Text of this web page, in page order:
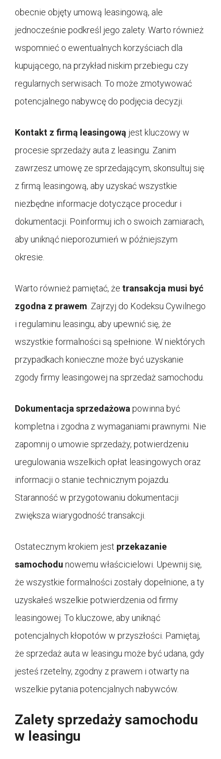
obecnie objęty umową leasingową, ale
jednocześnie podkreśl jego zalety. Warto również
wspomnieć o ewentualnych korzyściach dla
kupującego, na przykład niskim przebiegu czy
regularnych serwisach. To może zmotywować
potencjalnego nabywcę do podjęcia decyzji.
Kontakt z firmą leasingową jest kluczowy w
procesie sprzedaży auta z leasingu. Zanim
zawrzesz umowę ze sprzedającym, skonsultuj się
z firmą leasingową, aby uzyskać wszystkie
niezbędne informacje dotyczące procedur i
dokumentacji. Poinformuj ich o swoich zamiarach,
aby uniknąć nieporozumień w późniejszym
okresie.
Warto również pamiętać, że transakcja musi być
zgodna z prawem . Zajrzyj do Kodeksu Cywilnego
i regulaminu leasingu, aby upewnić się, że
wszystkie formalności są spełnione. W niektórych
przypadkach konieczne może być uzyskanie
zgody firmy leasingowej na sprzedaż samochodu.
Dokumentacja sprzedażowa powinna być
kompletna i zgodna z wymaganiami prawnymi. Nie
zapomnij o umowie sprzedaży, potwierdzeniu
uregulowania wszelkich opłat leasingowych oraz
informacji o stanie technicznym pojazdu.
Staranność w przygotowaniu dokumentacji
zwiększa wiarygodność transakcji.
Ostatecznym krokiem jest przekazanie
samochodu nowemu właścicielowi. Upewnij się,
że wszystkie formalności zostały dopełnione, a ty
uzyskałeś wszelkie potwierdzenia od firmy
leasingowej. To kluczowe, aby uniknąć
potencjalnych kłopotów w przyszłości. Pamiętaj,
że sprzedaż auta w leasingu może być udana, gdy
jesteś rzetelny, zgodny z prawem i otwarty na
wszelkie pytania potencjalnych nabywców.
Zalety sprzedaży samochodu
w leasingu